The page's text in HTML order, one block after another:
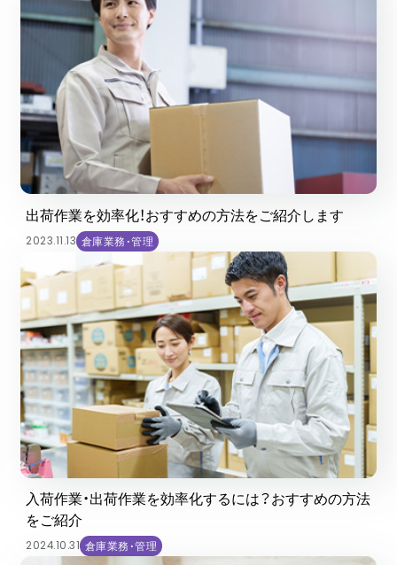
出荷作業を効率化！おすすめの方法をご紹介します
2023.11.13 倉庫業務・管理
入荷作業・出荷作業を効率化するには？おすすめの方法
をご紹介
2024.10.31 倉庫業務・管理